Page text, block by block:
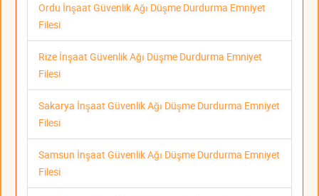
Ordu İnşaat Güvenlik Ağı Düşme Durdurma Emniyet
Filesi
Rize İnşaat Güvenlik Ağı Düşme Durdurma Emniyet
Filesi
Sakarya İnşaat Güvenlik Ağı Düşme Durdurma Emniyet
Filesi
Samsun İnşaat Güvenlik Ağı Düşme Durdurma Emniyet
Filesi